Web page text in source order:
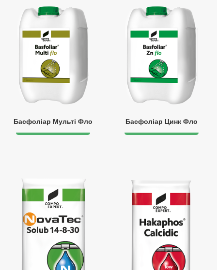
Басфоліар Мульті Фло Басфоліар Цинк Фло